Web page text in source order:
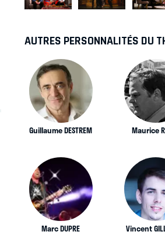
AUTRES PERSONNALITÉS DU
Guillaume DESTREM Maurice
Marc DUPRE Vincent